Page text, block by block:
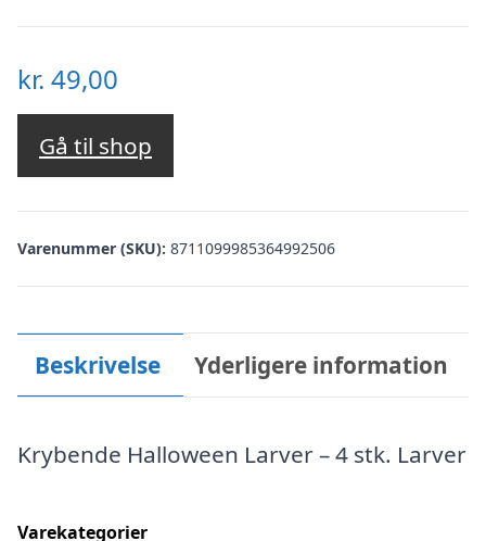
kr. 49,00
Gå til shop
Varenummer (SKU): 8711099985364992506
Beskrivelse Yderligere information
Krybende Halloween Larver – 4 stk. Larver
Varekategorier